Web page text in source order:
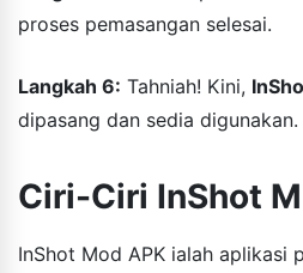
proses pemasangan selesai.
Langkah 6: Tahniah! Kini,
dipasang dan sedia digunakan.
Ciri-Ciri InShot
InShot Mod APK ialah aplikasi